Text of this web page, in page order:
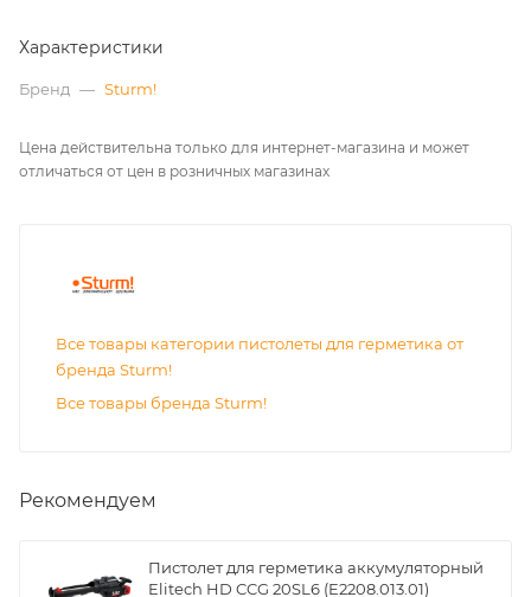
Характеристики
Бренд — Sturm!
Цена действительна только для интернет-магазина и может
отличаться от цен в розничных магазинах
Все товары категории пистолеты для герметика от
бренда Sturm!
Все товары бренда Sturm!
Рекомендуем
Пистолет для герметика аккумуляторный
Elitech HD CCG 20SL6 (E2208.013.01)